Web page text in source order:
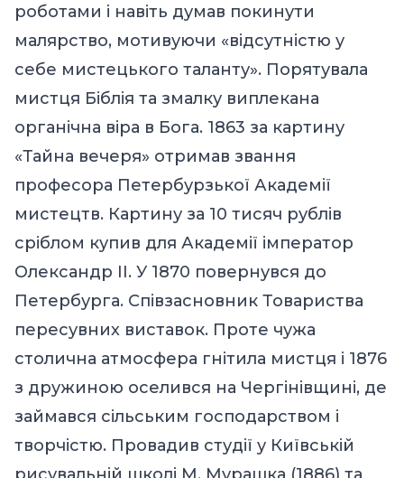
роботами і навіть думав покинути
малярство, мотивуючи «відсутністю у
себе мистецького таланту». Порятувала
мистця Біблія та змалку виплекана
органічна віра в Бога. 1863 за картину
«Тайна вечеря» отримав звання
професора Петербурзької Академії
мистецтв. Картину за 10 тисяч рублів
сріблом купив для Академії імператор
Олександр ІІ. У 1870 повернувся до
Петербурга. Співзасновник Товариства
пересувних виставок. Проте чужа
столична атмосфера гнітила мистця і 1876
з дружиною оселився на Чергінівщині, де
займався сільським господарством і
творчістю. Провадив студії у Київській